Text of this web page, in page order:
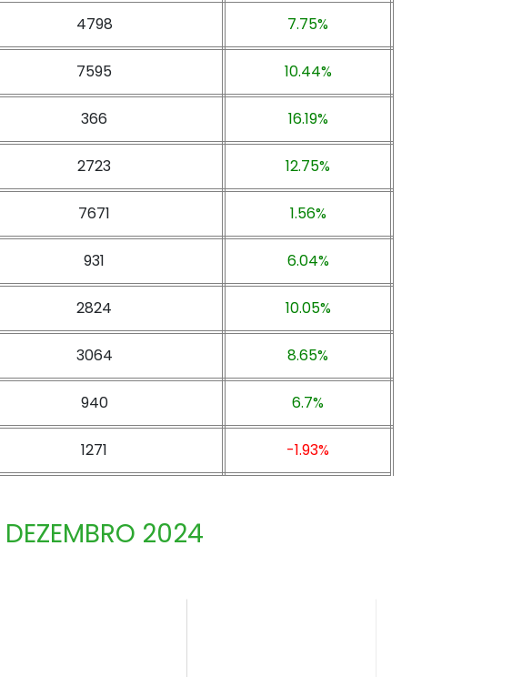
4798 7.75%
7595 10.44%
366 16.19%
2723 12.75%
7671 1.56%
931 6.04%
2824 10.05%
3064 8.65%
940 6.7%
1271 -1.93%
2024